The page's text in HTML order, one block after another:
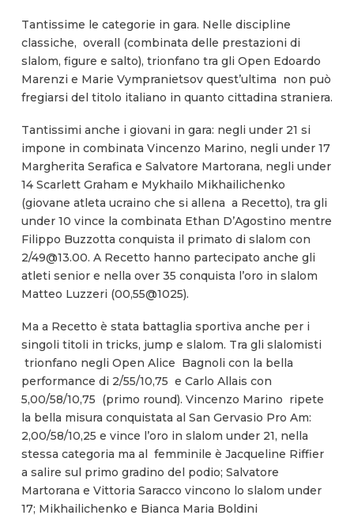
Tantissime le categorie in gara. Nelle discipline
classiche, overall (combinata delle prestazioni di
slalom, figure e salto), trionfano tra gli Open Edoardo
Marenzi e Marie Vympranietsov quest’ultima non può
fregiarsi del titolo italiano in quanto cittadina straniera.
Tantissimi anche i giovani in gara: negli under 21 si
impone in combinata Vincenzo Marino, negli under 17
Margherita Serafica e Salvatore Martorana, negli under
14 Scarlett Graham e Mykhailo Mikhailichenko
(giovane atleta ucraino che si allena a Recetto), tra gli
under 10 vince la combinata Ethan D’Agostino mentre
Filippo Buzzotta conquista il primato di slalom con
2/49@13.00. A Recetto hanno partecipato anche gli
atleti senior e nella over 35 conquista l’oro in slalom
Matteo Luzzeri (00,55@1025).
Ma a Recetto è stata battaglia sportiva anche per i
singoli titoli in tricks, jump e slalom. Tra gli slalomisti
trionfano negli Open Alice Bagnoli con la bella
performance di 2/55/10,75 e Carlo Allais con
5,00/58/10,75 (primo round). Vincenzo Marino ripete
la bella misura conquistata al San Gervasio Pro Am:
2,00/58/10,25 e vince l’oro in slalom under 21, nella
stessa categoria ma al femminile è Jacqueline Riffier
a salire sul primo gradino del podio; Salvatore
Martorana e Vittoria Saracco vincono lo slalom under
17; Mikhailichenko e Bianca Maria Boldini